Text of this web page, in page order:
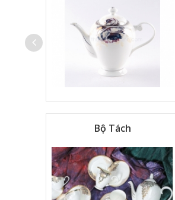
Bộ Tách